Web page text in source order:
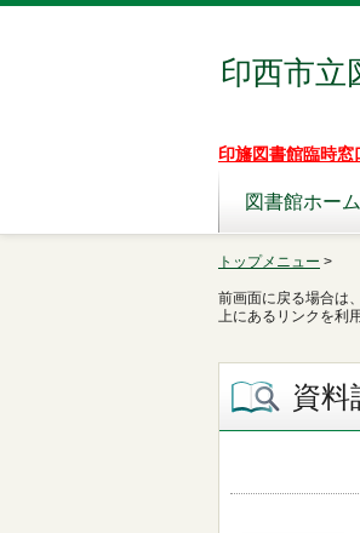
印西市立
印旛図書館臨時窓
図書館ホーム
トップメニュー >
前画面に戻る場合は
上にあるリンクを利
資料